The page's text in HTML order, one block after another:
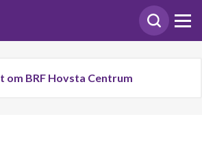
om BRF Hovsta Centrum